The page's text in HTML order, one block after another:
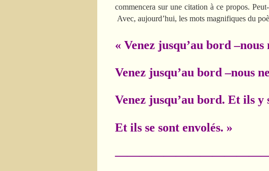
commencera sur une citation à ce propos.
Avec, aujourd’hui, les mots magnifiques du
« Venez jusqu’au bord –nous
Venez jusqu’au bord –nous
Venez jusqu’au bord. Et ils y
Et ils se sont envolés. »